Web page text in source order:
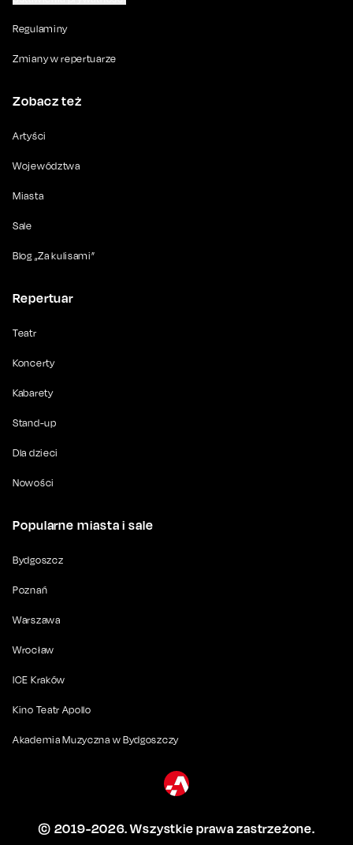
Regulaminy
Zmiany w repertuarze
Zobacz też
Artyści
Województwa
Miasta
Sale
Blog „Za kulisami”
Repertuar
Teatr
Koncerty
Kabarety
Stand-up
Dla dzieci
Nowości
Popularne miasta i sale
Bydgoszcz
Poznań
Warszawa
Wrocław
ICE Kraków
Kino Teatr Apollo
Akademia Muzyczna w Bydgoszczy
© 2019-2026. Wszystkie prawa zastrzeżone.